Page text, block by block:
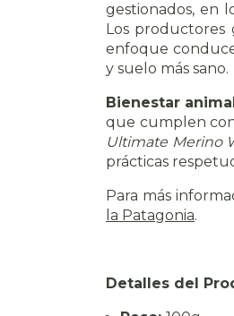
gestionados, en
Los productores
enfoque
y suelo más sano.
Bienestar
que cumplen con
Ultimate Merino
prácticas
Para más
la Patagonia.
Detalles del